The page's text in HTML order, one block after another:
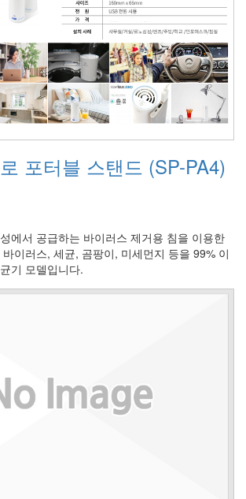
포터블 스탠드 (SP-PA4)
에서 공급하는 바이러스 제거용 침을 이용한
이러스, 세균, 곰팡이, 미세먼지 등을 99% 이
기 모델입니다.